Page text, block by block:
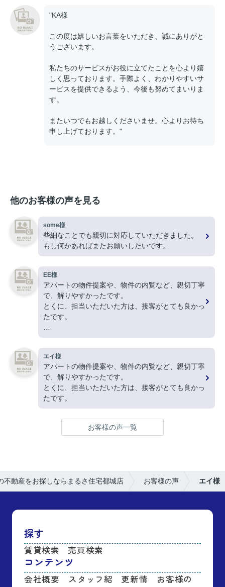
"KA様
この度は嬉しいお言葉をいただき、誠にありがと
うございます。
私たちのサービスがお役に立てたことを心より嬉
しく思っております。手際よく、わかりやすいサ
ービスを提供できるよう、今後も努めてまいりま
す。
またいつでもお越しくださいませ。心よりお待ち
申し上げております。"
他のお客様の声を見る
some様
些細なことでも親切に対応していただきました。
もし何かあればまたお願いしたいです。
EE様
アパートの物件提案や、物件の内覧など、親切丁寧
で、解りやすかったです。
とくに、担当いただいた方は、接客がとても良かっ
たです。
ありがとうございました。
エイ様
アパートの物件提案や、物件の内覧など、親切丁寧
で、解りやすかったです。
とくに、担当いただいた方は、接客がとても良かっ
たです。
お客様の声一覧
不動産をお探しならまるさ住宅都城店 お客様の声 エイ様
探す
賃貸検索 売買検索
コンテンツ
会社概要
スタッフ紹
更新情
お客様の